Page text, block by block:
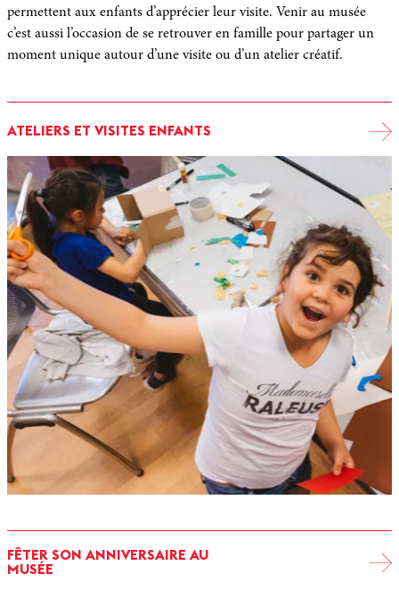
permettent aux enfants d’apprécier leur visite. Venir au musée
c’est aussi l’occasion de se retrouver en famille pour partager un
moment unique autour d’une visite ou d’un atelier créatif.
ATELIERS ET VISITES ENFANTS
FÊTER SON ANNIVERSAIRE AU
MUSÉE